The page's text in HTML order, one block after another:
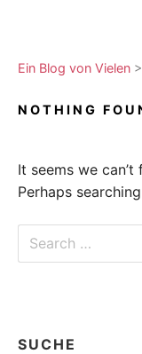
Ein Blog von Vielen >
NOTHING
It seems we
Perhaps
Search
SUCHE